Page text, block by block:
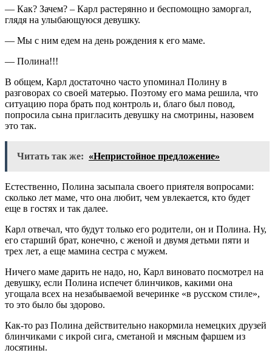
— Как? Зачем? – Карл растерянно и беспомощно заморгал,
глядя на улыбающуюся девушку.
— Мы с ним едем на день рождения к его маме.
— Полина!!!
В общем, Карл достаточно часто упоминал Полину в
разговорах со своей матерью. Поэтому его мама решила, что
ситуацию пора брать под контроль и, благо был повод,
попросила сына пригласить девушку на смотрины, назовем
это так.
Читать так же: «Непристойное предложение»
Естественно, Полина засыпала своего приятеля вопросами:
сколько лет маме, что она любит, чем увлекается, кто будет
еще в гостях и так далее.
Карл отвечал, что будут только его родители, он и Полина. Ну,
его старший брат, конечно, с женой и двумя детьми пяти и
трех лет, а еще мамина сестра с мужем.
Ничего маме дарить не надо, но, Карл виновато посмотрел на
девушку, если Полина испечет блинчиков, какими она
угощала всех на незабываемой вечеринке «в русском стиле»,
то это было бы здорово.
Как-то раз Полина действительно накормила немецких друзей
блинчиками с икрой сига, сметаной и мясным фаршем из
лосятины.